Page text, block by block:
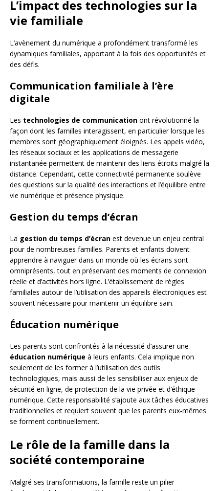
L’impact des technologies sur la
vie familiale
L’avènement du numérique a profondément transformé les
dynamiques familiales, apportant à la fois des opportunités et
des défis.
Communication familiale à l’ère
digitale
Les technologies de communication ont révolutionné la
façon dont les familles interagissent, en particulier lorsque les
membres sont géographiquement éloignés. Les appels vidéo,
les réseaux sociaux et les applications de messagerie
instantanée permettent de maintenir des liens étroits malgré la
distance. Cependant, cette connectivité permanente soulève
des questions sur la qualité des interactions et l’équilibre entre
vie numérique et présence physique.
Gestion du temps d’écran
La gestion du temps d’écran est devenue un enjeu central
pour de nombreuses familles. Parents et enfants doivent
apprendre à naviguer dans un monde où les écrans sont
omniprésents, tout en préservant des moments de connexion
réelle et d’activités hors ligne. L’établissement de règles
familiales autour de l’utilisation des appareils électroniques est
souvent nécessaire pour maintenir un équilibre sain.
Éducation numérique
Les parents sont confrontés à la nécessité d’assurer une
éducation numérique à leurs enfants. Cela implique non
seulement de les former à l’utilisation des outils
technologiques, mais aussi de les sensibiliser aux enjeux de
sécurité en ligne, de protection de la vie privée et d’éthique
numérique. Cette responsabilité s’ajoute aux tâches éducatives
traditionnelles et requiert souvent que les parents eux-mêmes
se forment continuellement.
Le rôle de la famille dans la
société contemporaine
Malgré ses transformations, la famille reste un pilier